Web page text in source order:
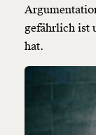
gefährlich ist
hat.